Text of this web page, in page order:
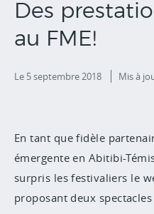
Des
au FME!
Le 5 septembre 2018 Mis à
En tant que fidèle
émergente en Abitibi-
surpris les festivaliers le
proposant deux